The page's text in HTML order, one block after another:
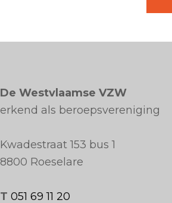
De Westvlaamse VZW
erkend als beroepsvereniging
Kwadestraat 153 bus 1
8800 Roeselare
T 051 69 11 20